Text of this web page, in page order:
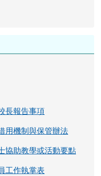
長報告事項
用機制與保管辦法
協助教學或活動要點
工作執掌表